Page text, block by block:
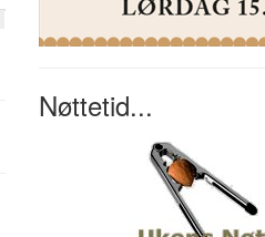
Nøttetid...